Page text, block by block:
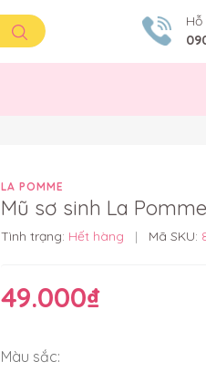
LA POMME
Mũ sơ sinh La
Tình trạng: Hết hàng | Mã SKU:
49.000₫
Màu sắc: